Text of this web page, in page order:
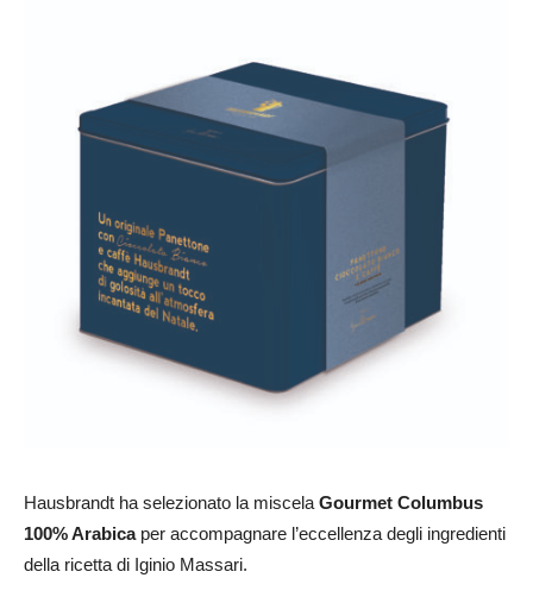
Hausbrandt ha selezionato la miscela Gourmet Columbus
100% Arabicaper accompagnare l’eccellenza degli ingredienti
della ricetta di Iginio Massari.